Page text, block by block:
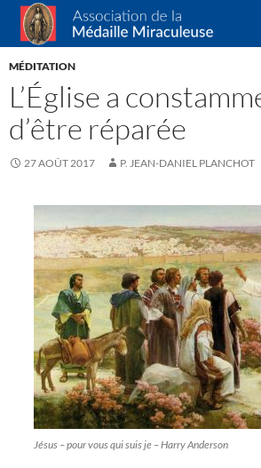
Association de la Médaille
Recherche
ALLER
AU
MÉDITATION
L’Église a
d’être réparée
27 AOÛT 2017 P. JEAN-DANIEL PLANCHOT
Jésus – pour vous qui suis je – Harry Anderson